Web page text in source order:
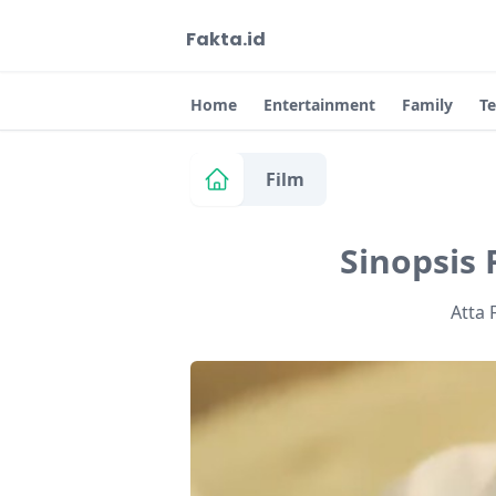
Fakta.id
Home Entertainment Family
Film
Sinopsis
Atta